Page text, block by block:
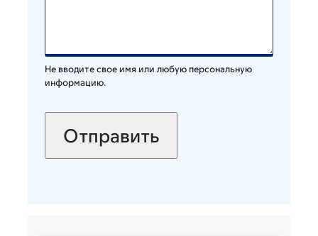
Не вводите свое имя или любую персональную
информацию.